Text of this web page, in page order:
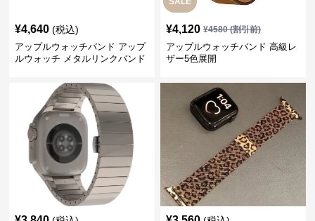
¥4,640 (税込)
アップルウォッチバンド アップ
ルウォッチ メタルリンクバンド
¥4,120 ¥4580(割引前)
アップルウォッチバンド 高級レ
ザー5色展開